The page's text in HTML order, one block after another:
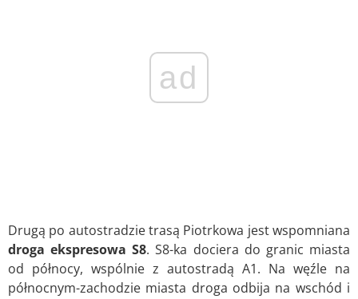
ad
Drugą po autostradzie trasą Piotrkowa jest wspomniana
droga ekspresowa S8. S8-ka dociera do granic miasta
od północy, wspólnie z autostradą A1. Na węźle na
północnym-zachodzie miasta droga odbija na wschód i